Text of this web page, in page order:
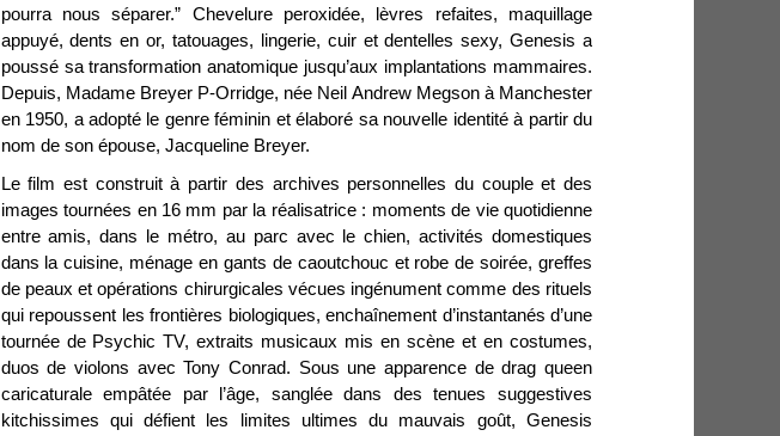
pourra nous séparer.” Chevelure peroxidée, lèvres refaites, maquillage
appuyé, dents en or, tatouages, lingerie, cuir et dentelles sexy, Genesis a
poussé sa transformation anatomique jusqu’aux implantations mammaires.
Depuis, Madame Breyer P-Orridge, née Neil Andrew Megson à Manchester
en 1950, a adopté le genre féminin et élaboré sa nouvelle identité à partir du
nom de son épouse, Jacqueline Breyer.
Le film est construit à partir des archives personnelles du couple et des
images tournées en 16 mm par la réalisatrice : moments de vie quotidienne
entre amis, dans le métro, au parc avec le chien, activités domestiques
dans la cuisine, ménage en gants de caoutchouc et robe de soirée, greffes
de peaux et opérations chirurgicales vécues ingénument comme des rituels
qui repoussent les frontières biologiques, enchaînement d’instantanés d’une
tournée de Psychic TV, extraits musicaux mis en scène et en costumes,
duos de violons avec Tony Conrad. Sous une apparence de drag queen
caricaturale empâtée par l’âge, sanglée dans des tenues suggestives
kitchissimes qui défient les limites ultimes du mauvais goût, Genesis